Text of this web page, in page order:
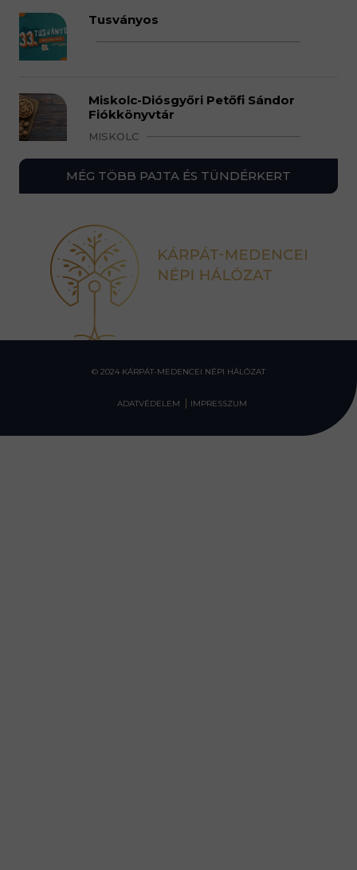
Tusványos
Miskolc-Diósgyőri Petőfi Sándor
Fiókkönyvtár
MISKOLC
MÉG TÖBB PAJTA ÉS TÜNDÉRKERT
© 2024 KÁRPÁT-MEDENCEI NÉPI HÁLÓZAT
ADATVÉDELEM IMPRESSZUM